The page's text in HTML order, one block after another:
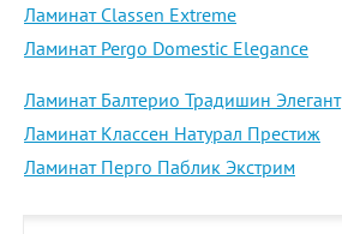
Ламинат Classen Extreme
Ламинат Pergo Domestic Elegance
Ламинат Балтерио Традишин Элегант
Ламинат Классен Натурал Престиж
Ламинат Перго Паблик Экстрим